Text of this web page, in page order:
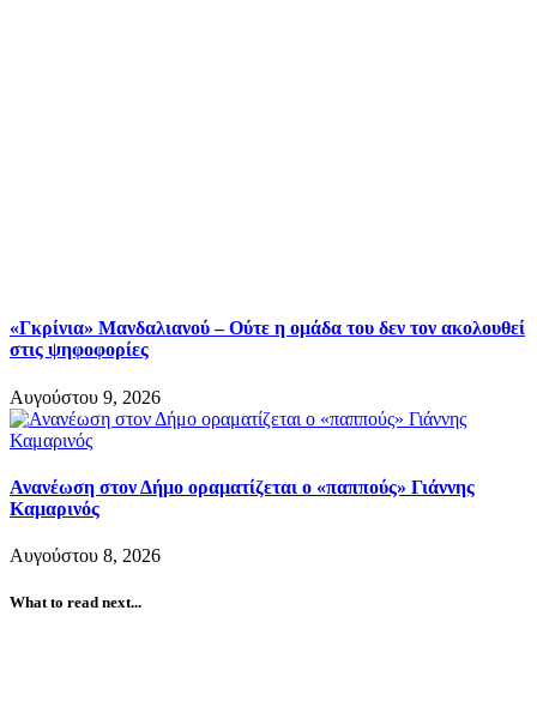
«Γκρίνια» Μανδαλιανού – Ούτε η ομάδα του δεν τον ακολουθεί
στις ψηφοφορίες
Αυγούστου 9, 2026
Ανανέωση στον Δήμο οραματίζεται ο «παππούς» Γιάννης
Καμαρινός
Αυγούστου 8, 2026
What to read next...